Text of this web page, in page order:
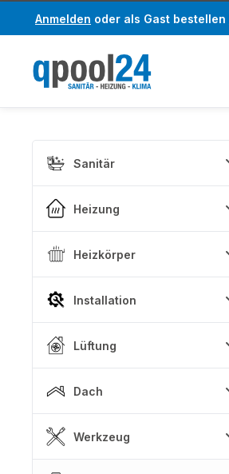
Hauptinhalt springen
Zur Suche springen
Anmelden oder als Gast bestellen
Sanitär
Heizung
Heizkörper
Installation
Lüftung
Dach
Werkzeug